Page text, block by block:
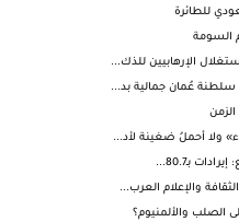
للطائرة
الإرهابيين للذك...
عُمان جمالية بد...
ولا أحملُ ضغينة لأد...
بـ80.7...
والإعلام العرب...
الصلب والألمنيوم؟